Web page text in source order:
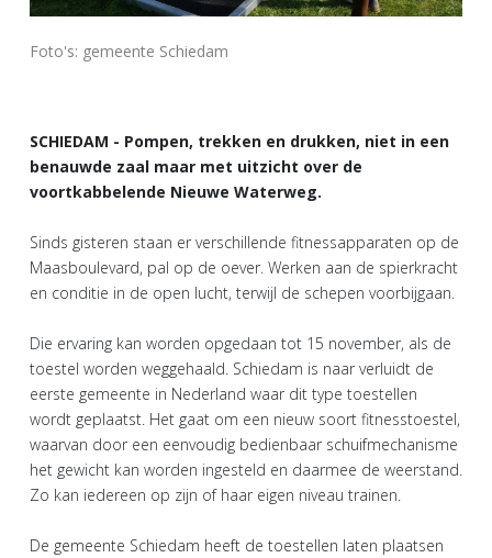
Foto's: gemeente Schiedam
SCHIEDAM - Pompen, trekken en drukken, niet in een
benauwde zaal maar met uitzicht over de
voortkabbelende Nieuwe Waterweg.
Sinds gisteren staan er verschillende fitnessapparaten op de
Maasboulevard, pal op de oever. Werken aan de spierkracht
en conditie in de open lucht, terwijl de schepen voorbijgaan.
Die ervaring kan worden opgedaan tot 15 november, als de
toestel worden weggehaald. Schiedam is naar verluidt de
eerste gemeente in Nederland waar dit type toestellen
wordt geplaatst. Het gaat om een nieuw soort fitnesstoestel,
waarvan door een eenvoudig bedienbaar schuifmechanisme
het gewicht kan worden ingesteld en daarmee de weerstand.
Zo kan iedereen op zijn of haar eigen niveau trainen.
De gemeente Schiedam heeft de toestellen laten plaatsen